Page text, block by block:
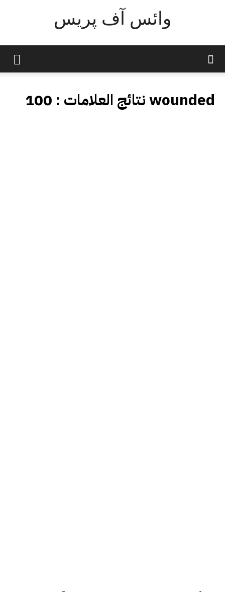
وائس آف پریس
نتائج العلامات :100 wounded